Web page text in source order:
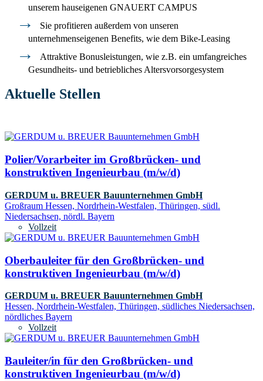
unserem hauseigenen GNAUERT CAMPUS
Sie profitieren außerdem von unseren
unternehmenseigenen Benefits, wie dem Bike-Leasing
Attraktive Bonusleistungen, wie z.B. ein umfangreiches
Gesundheits- und betriebliches Altersvorsorgesystem
Aktuelle Stellen
Polier/Vorarbeiter im Großbrücken- und
konstruktiven Ingenieurbau (m/w/d)
GERDUM u. BREUER Bauunternehmen GmbH
Großraum Hessen, Nordrhein-Westfalen, Thüringen, südl.
Niedersachsen, nördl. Bayern
Vollzeit
Oberbauleiter für den Großbrücken- und
konstruktiven Ingenieurbau (m/w/d)
GERDUM u. BREUER Bauunternehmen GmbH
Hessen, Nordrhein-Westfalen, Thüringen, südliches Niedersachsen,
nördliches Bayern
Vollzeit
Bauleiter/in für den Großbrücken- und
konstruktiven Ingenieurbau (m/w/d)